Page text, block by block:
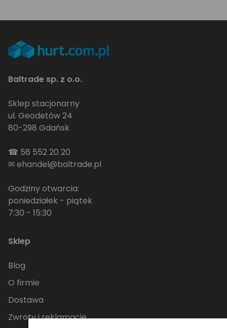
Baltrade sp. z o.o.
Sklep stacjonarny
ul. Geodetów 24
80-298 Gdańsk
☎ 58 552 20 20
✉ehandel@baltrade.pl
Godziny otwarcia:
poniedziałek - piątek
7:30 - 15:30
Sklep
Blog
O firmie
Dostawa
Zwroty i reklamacje